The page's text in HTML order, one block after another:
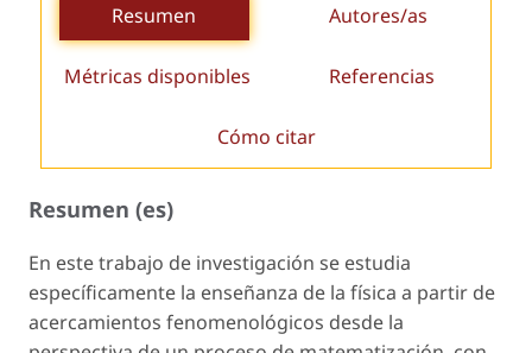
Resumen Autores/as
Métricas disponibles Referencias
Cómo citar
Resumen (es)
En este trabajo de investigación se estudia
específicamente la enseñanza de la física a partir de
acercamientos fenomenológicos desde la